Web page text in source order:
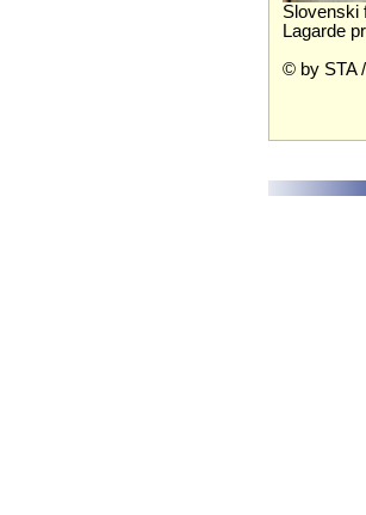
Slovenski
Lagarde
© by STA